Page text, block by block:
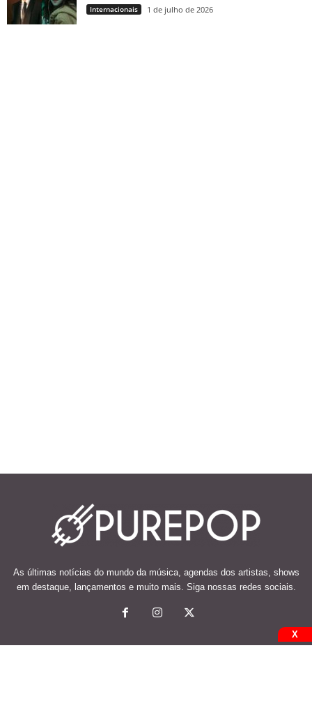
Internacionais 1 de julho de 2026
As últimas notícias do mundo da música, agendas dos artistas, shows
em destaque, lançamentos e muito mais. Siga nossas redes sociais.
X